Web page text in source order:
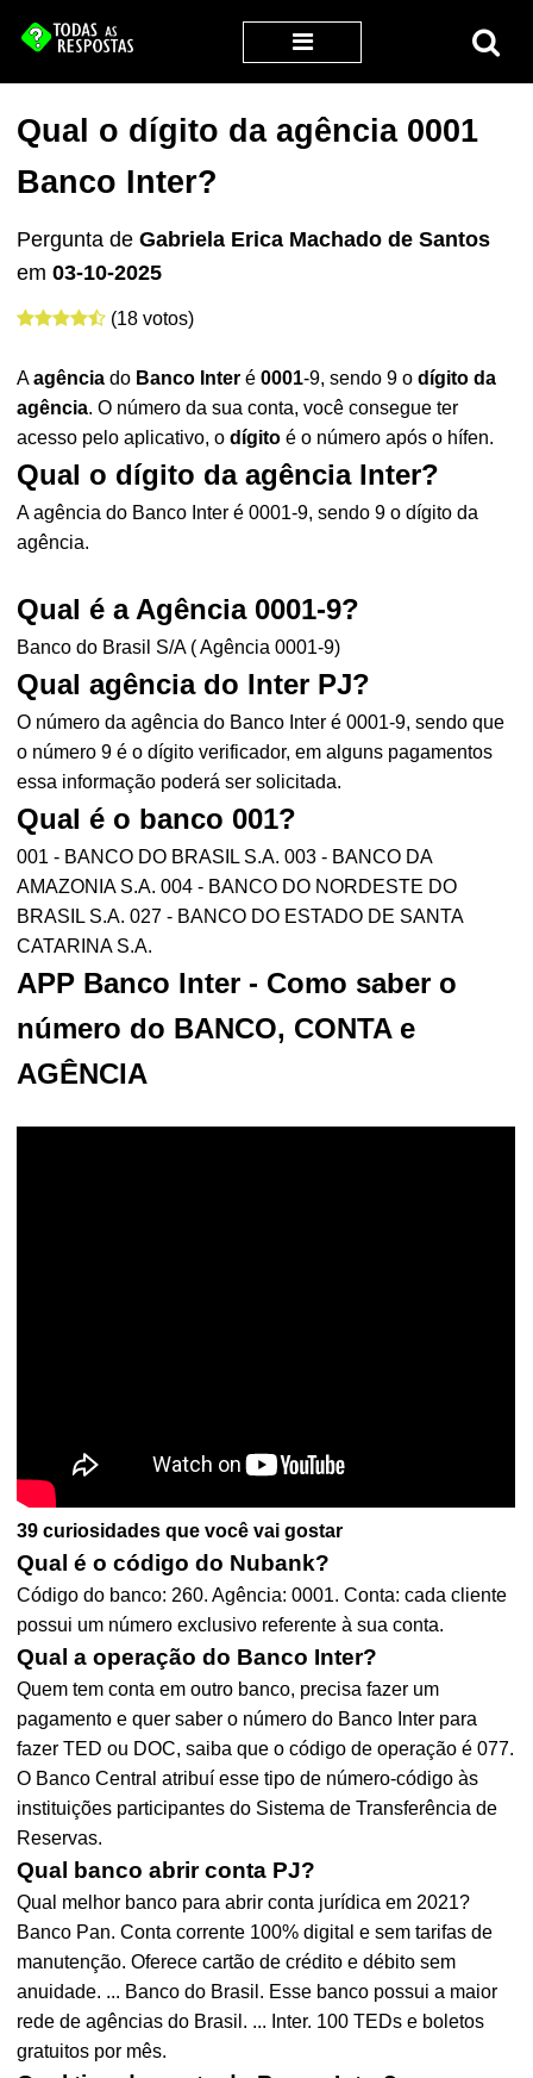
Qual o dígito da agência 0001
Banco Inter?
Pergunta deGabriela Erica Machado de Santos
em03-10-2025
(18 votos)
Aagência do Banco Inter é0001-9, sendo 9 odígito da
agência. O número da sua conta, você consegue ter
acesso pelo aplicativo, odígito é o número após o hífen.
Qual o dígito da agência Inter?
A agência do Banco Inter é 0001-9, sendo 9 o dígito da
agência.
Qual é a Agência 0001-9?
Banco do Brasil S/A ( Agência 0001-9)
Qual agência do Inter PJ?
O número da agência do Banco Inter é 0001-9, sendo que
o número 9 é o dígito verificador, em alguns pagamentos
essa informação poderá ser solicitada.
Qual é o banco 001?
001 - BANCO DO BRASIL S.A. 003 - BANCO DA
AMAZONIA S.A. 004 - BANCO DO NORDESTE DO
BRASIL S.A. 027 - BANCO DO ESTADO DE SANTA
CATARINA S.A.
APP Banco Inter - Como saber o
número do BANCO, CONTA e
AGÊNCIA
39 curiosidades que você vai gostar
Qual é o código do Nubank?
Código do banco: 260. Agência: 0001. Conta: cada cliente
possui um número exclusivo referente à sua conta.
Qual a operação do Banco Inter?
Quem tem conta em outro banco, precisa fazer um
pagamento e quer saber o número do Banco Inter para
fazer TED ou DOC, saiba que o código de operação é 077.
O Banco Central atribuí esse tipo de número-código às
instituições participantes do Sistema de Transferência de
Reservas.
Qual banco abrir conta PJ?
Qual melhor banco para abrir conta jurídica em 2021?
Banco Pan. Conta corrente 100% digital e sem tarifas de
manutenção. Oferece cartão de crédito e débito sem
anuidade. ... Banco do Brasil. Esse banco possui a maior
rede de agências do Brasil. ... Inter. 100 TEDs e boletos
gratuitos por mês.